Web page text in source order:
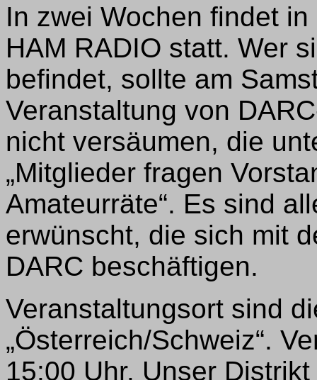
In zwei Wochen findet
HAM RADIO statt. Wer
befindet, sollte am
Veranstaltung von
nicht versäumen, die
„Mitglieder fragen
Amateurräte“. Es sind
erwünscht, die sich mit
DARC beschäftigen.
Veranstaltungsort sind
„Österreich/Schweiz“.
15:00 Uhr. Unser